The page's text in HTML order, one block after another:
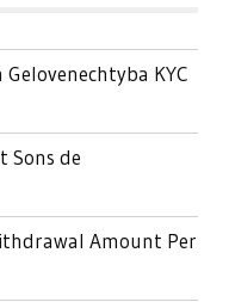
KYC
Sons de
Amount Per